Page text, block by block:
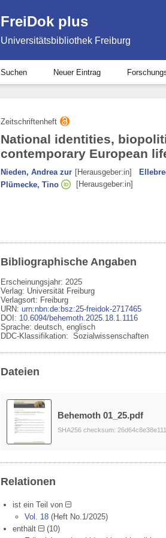
FreiDok plus
Universitätsbibliothek Freiburg
Suchen Neuer Eintrag
Zeitschriftenheft
National identities,
contemporary European
Nieden, Andrea zur [Herausgeber:in]
Plümecke, Tino
[Herausgeber:in]
Bibliographische Angaben
Erscheinungsjahr: 2025
Verlag: Universität Freiburg
Verlagsort: Freiburg
URN: urn:nbn:de:bsz:25-freidok-2717465
DOI : 10.6094/behemoth.2025.18.1.1116
Sprache: deutsch, englisch
DDC-Klassifikation: Sozialwissenschaften
Dateien
Behemoth 01_25.pdf
SHA256 checksum:
Relationen
ist ein Teil von
Vol. 18 (Heft No.1/2025)
enthält
(10)